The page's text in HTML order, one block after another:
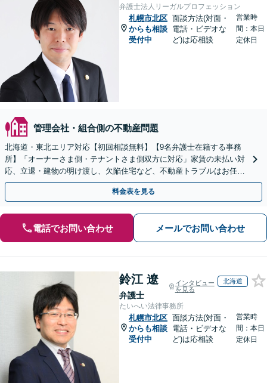
弁護士法人リーガルプロフェッション
札幌市北区
からも相談
受付中
面談方法(対面・
電話・ビデオな
ど)は応相談
営業時
間：本日
定休日
管理会社・組合側の不動産問題
北海道・東北エリア対応【初回相談無料】【9名弁護士在籍する事務
所】「オーナーさま側・テナントさま側双方に対応」家賃の未払い対
応、立退・建物の明け渡し、欠陥住宅など、不動産トラブルはお任せ
ください「早期相談で損失を最小限に」
料金表を見る
電話でお問い合わせ メールでお問い合わせ
鈴江 遼
弁護士
インタビュー
を見る
北海道
たいへい法律事務所
札幌市北区
からも相談
受付中
面談方法(対面・
電話・ビデオな
ど)は応相談
営業時
間：本日
定休日